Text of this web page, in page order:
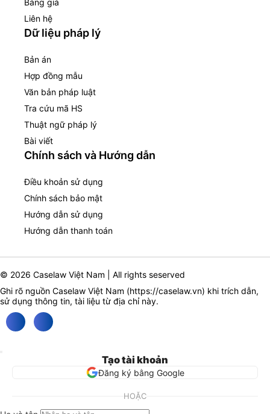
Bảng giá
Liên hệ
Dữ liệu pháp lý
Bản án
Hợp đồng mẫu
Văn bản pháp luật
Tra cứu mã HS
Thuật ngữ pháp lý
Bài viết
Chính sách và Hướng dẫn
Điều khoản sử dụng
Chính sách bảo mật
Hướng dẫn sử dụng
Hướng dẫn thanh toán
© 2026 Caselaw Việt Nam | All rights seserved
Ghi rõ nguồn Caselaw Việt Nam (https://caselaw.vn) khi trích dẫn,
sử dụng thông tin, tài liệu từ địa chỉ này.
Tạo tài khoản
Đăng ký bằng Google
HOẶC